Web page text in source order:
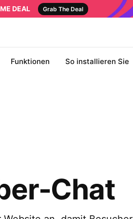
DEAL Grab The Deal
Funktionen So installieren Sie
Chat